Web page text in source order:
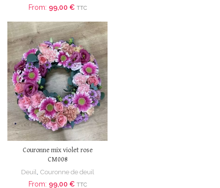
From: 99,00 € TTC
Couronne mix violet rose
CM008
Deuil Couronne de deuil
From: 99,00 € TTC